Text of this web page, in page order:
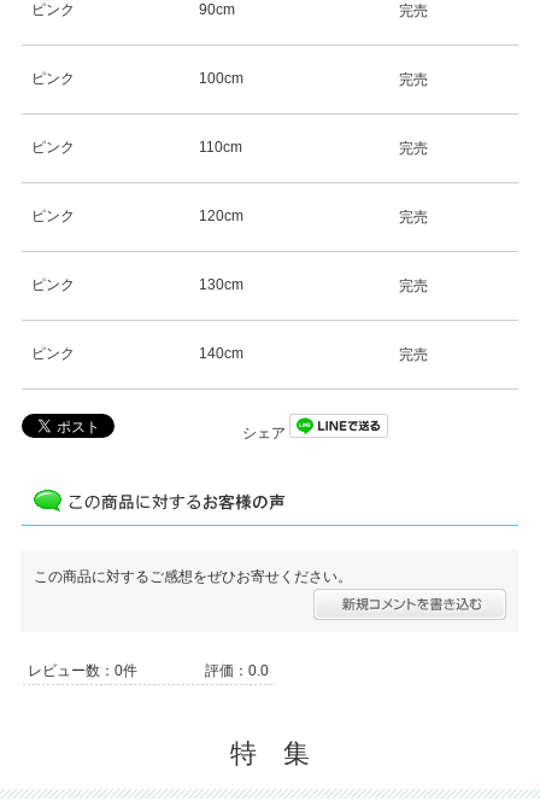
ピンク 90cm 完売
ピンク 100cm 完売
ピンク 110cm 完売
ピンク 120cm 完売
ピンク 130cm 完売
ピンク 140cm 完売
シェア
この商品に対するご感想をぜひお寄せください。
レビュー数：0件 評価：0.0
特 集